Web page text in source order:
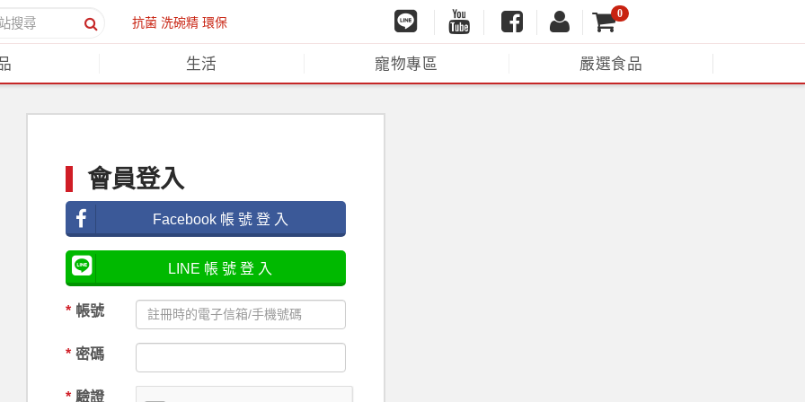
抗菌 洗碗精 環保
0
生活 寵物專區 嚴選食品
會員登入
Facebook 帳 號 登 入
LINE 帳 號 登 入
* 帳號
* 密碼
* 驗證